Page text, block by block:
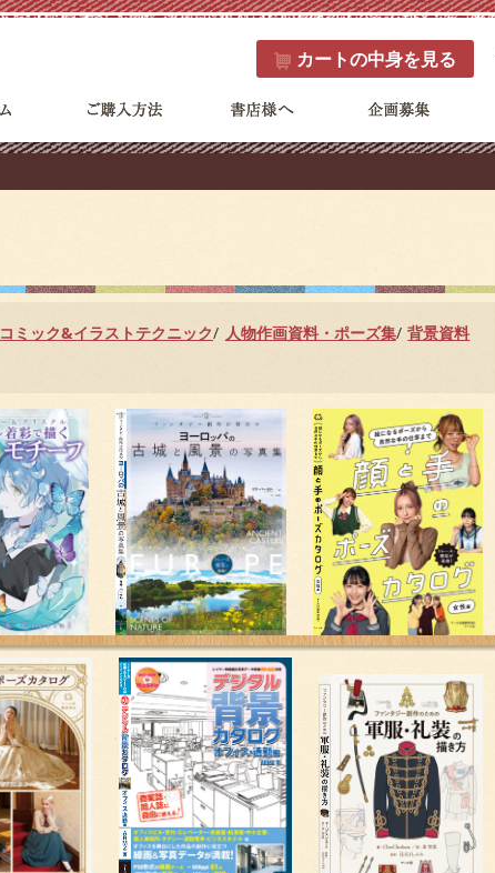
カートの中身を見る
コミック&イラストテクニック 人物作画資料・ポーズ集 背景資料